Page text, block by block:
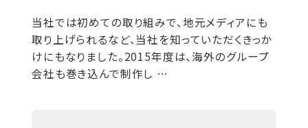
当社では初めての取り組みで、地元メディアにも
取り上げられるなど、当社を知っていただくきっか
けにもなりました。2015年度は、海外のグループ
会社も巻き込んで制作し …